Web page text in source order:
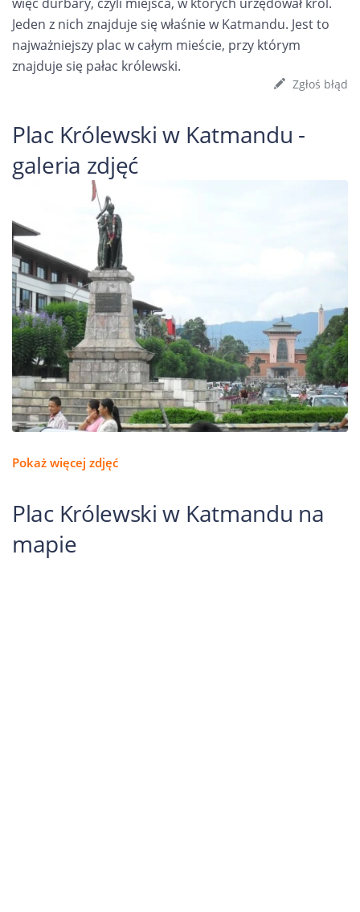
Jeden z nich znajduje się właśnie w Katmandu. Jest to
najważniejszy plac w całym mieście, przy którym
znajduje się pałac królewski.
Zgłoś błąd
Plac Królewski w Katmandu -
galeria zdjęć
Pokaż więcej zdjęć
Plac Królewski w Katmandu na
mapie